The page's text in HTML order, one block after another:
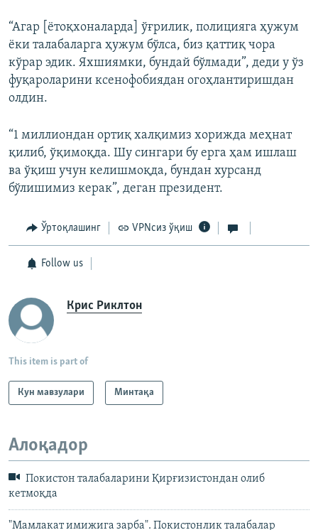
“Агар [ётоқхоналарда] ўғрилик, полицияга ҳужум
ёки талабаларга ҳужум бўлса, биз қаттиқ чора
кўрар эдик. Яхшиямки, бундай бўлмади”, деди у ўз
фуқароларини ксенофобиядан огоҳлантиришдан
олдин.
“1 миллиондан ортиқ халқимиз хорижда меҳнат
қилиб, ўқимоқда. Шу сингари бу ерга ҳам ишлаш
ва ўқиш учун келишмоқда, бундан хурсанд
бўлишимиз керак”, деган президент.
Ўртоқлашинг VPNсиз ўқиш
Follow us
Крис Риклтон
This item is part of
Кун мавзулари Минтақа
Алоқадор
Покистон талабаларини Қирғизистондан олиб
кетмоқда
"Мамлакат имижига зарба". Покистонлик талабалар